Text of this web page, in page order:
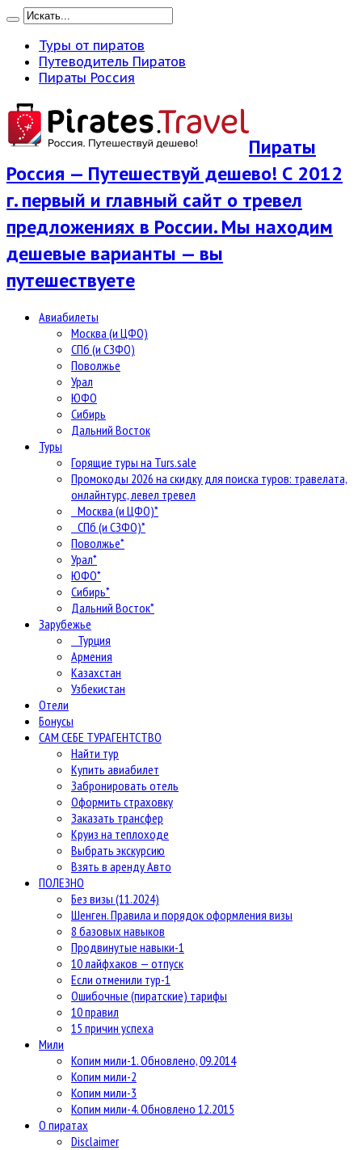
Туры от пиратов
Путеводитель Пиратов
Пираты Россия
Пираты
Россия — Путешествуй дешево! С 2012
г. первый и главный сайт о тревел
предложениях в России. Мы находим
дешевые варианты — вы
путешествуете
Авиабилеты
Москва (и ЦФО)
СПб (и СЗФО)
Поволжье
Урал
ЮФО
Сибирь
Дальний Восток
Туры
Горящие туры на Turs.sale
Промокоды 2026 на скидку для поиска туров: травелата,
онлайнтурс, левел тревел
Москва (и ЦФО)*
СПб (и СЗФО)*
Поволжье*
Урал*
ЮФО*
Сибирь*
Дальний Восток*
Зарубежье
Турция
Армения
Казахстан
Узбекистан
Отели
Бонусы
САМ СЕБЕ ТУРАГЕНТСТВО
Найти тур
Купить авиабилет
Забронировать отель
Оформить страховку
Заказать трансфер
Круиз на теплоходе
Выбрать экскурсию
Взять в аренду Авто
ПОЛЕЗНО
Без визы (11.2024)
Шенген. Правила и порядок оформления визы
8 базовых навыков
Продвинутые навыки-1
10 лайфхаков — отпуск
Если отменили тур-1
Ошибочные (пиратские) тарифы
10 правил
15 причин успеха
Мили
Копим мили-1. Обновлено, 09.2014
Копим мили-2
Копим мили-3
Копим мили-4. Обновлено 12.2015
О пиратах
Disclaimer